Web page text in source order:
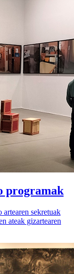
programak
artearen sekretuak
ateak gizartearen